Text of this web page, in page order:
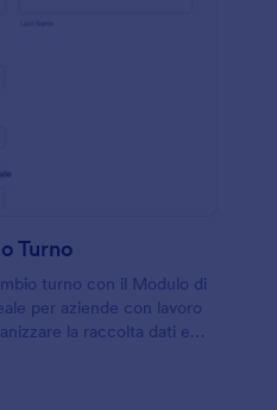
Turno
turno con il Modulo di
per aziende con lavoro
la raccolta dati e